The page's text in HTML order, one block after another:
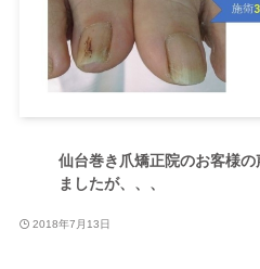
仙台巻き爪矯正院のお客様
ましたが、、、
2018年7月13日